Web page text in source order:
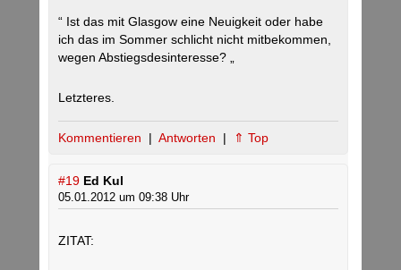
“ Ist das mit Glasgow eine Neuigkeit oder habe
ich das im Sommer schlicht nicht mitbekommen,
wegen Abstiegsdesinteresse? „
Letzteres.
Kommentieren | Antworten | ⇑ Top
#19 Ed Kul
05.01.2012 um 09:38 Uhr
ZITAT: